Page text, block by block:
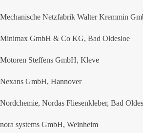
Mechanische Netzfabrik Walter Kremmin
Minimax GmbH & Co KG, Bad Oldesloe
Motoren Steffens GmbH, Kleve
Nexans GmbH, Hannover
Nordchemie, Nordas Fliesenkleber, Bad
nora systems GmbH, Weinheim